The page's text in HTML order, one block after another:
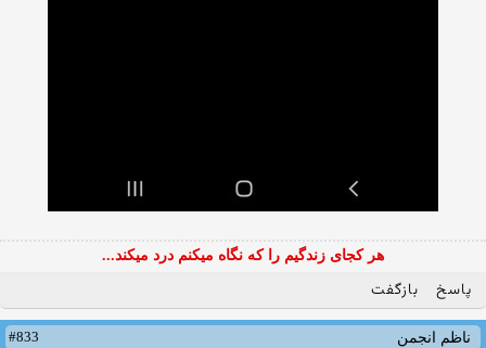
هر کجای زندگیم را که نگاه میکنم درد میکند...
پاسخ بازگفت
ناظم انجمن
#833